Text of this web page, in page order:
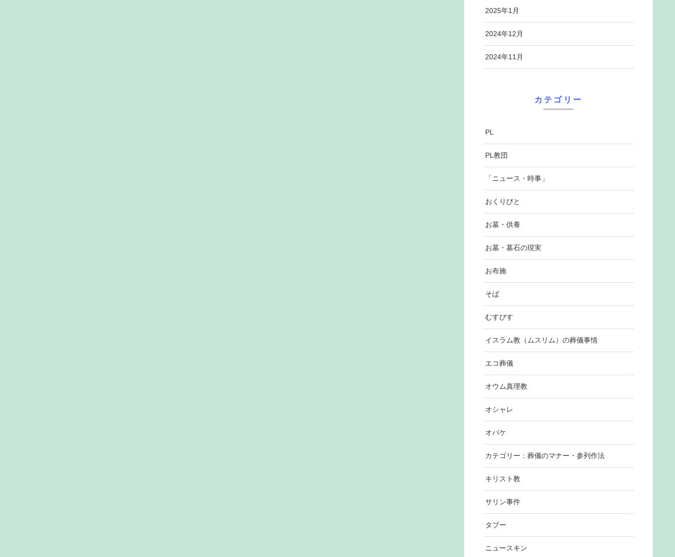
2025年1月
2024年12月
2024年11月
カテゴリー
PL
PL教団
「ニュース・時事」
おくりびと
お墓・供養
お墓・墓石の現実
お布施
そば
むすびす
イスラム教（ムスリム）の葬儀事情
エコ葬儀
オウム真理教
オシャレ
オバケ
カテゴリー：葬儀のマナー・参列作法
キリスト教
サリン事件
タブー
ニュースキン